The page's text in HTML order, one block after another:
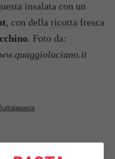
insalata con un
, con della ricotta fresca
. Foto da: